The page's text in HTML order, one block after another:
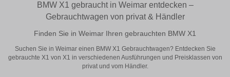
BMW X1 gebraucht in Weimar entdecken –
Gebrauchtwagen von privat & Händler
Finden Sie in Weimar Ihren gebrauchten BMW X1
Suchen Sie in Weimar einen BMW X1 Gebrauchtwagen? Entdecken Sie
gebrauchte X1 von X1 in verschiedenen Ausführungen und Preisklassen von
privat und vom Händler.